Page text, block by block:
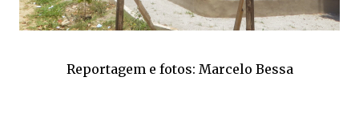
Reportagem e fotos: Marcelo Bessa